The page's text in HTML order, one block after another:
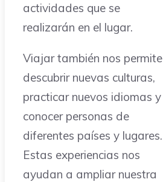
actividades que se
realizarán en el lugar.
Viajar también nos permite
descubrir nuevas culturas,
practicar nuevos idiomas y
conocer personas de
diferentes países y lugares.
Estas experiencias nos
ayudan a ampliar nuestra